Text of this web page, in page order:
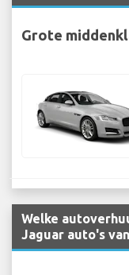
Grote
Welke
Jaguar auto's